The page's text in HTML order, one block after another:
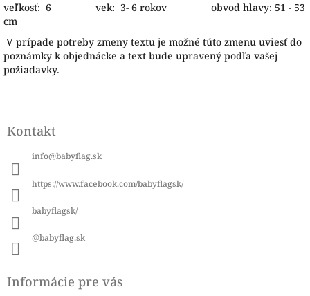
veľkosť: 6 vek: 3- 6 rokov obvod hlavy: 51 - 53
cm
V prípade potreby zmeny textu je možné túto zmenu uviesť do
poznámky k objednácke a text bude upravený podľa vašej
požiadavky.
pKontakt
info@babyflag.sk
https://www.facebook.com/babyflagsk/
babyflagsk/
@babyflag.sk
Informácie pre vás